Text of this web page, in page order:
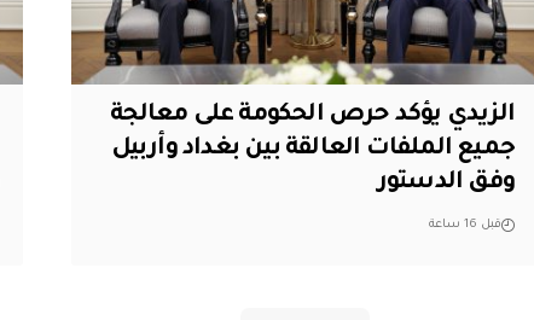
الزيدي يؤكد حرص الحكومة على معالجة
جميع الملفات العالقة بين بغداد وأربيل
وفق الدستور
قبل 16 ساعة